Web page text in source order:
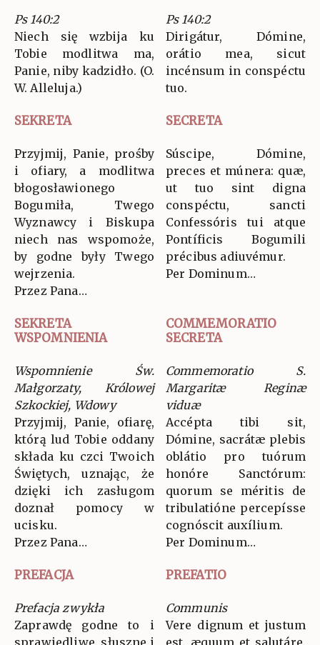
Ps 140:2
Niech się wzbija ku
Tobie modlitwa ma,
Panie, niby kadzidło. (O.
W. Alleluja.)
Ps 140:2
Dirigátur, Dómine,
orátio mea, sicut
incénsum in conspéctu
tuo.
SEKRETA SECRETA
Przyjmij, Panie, prośby
i ofiary, a modlitwa
błogosławionego
Bogumiła, Twego
Wyznawcy i Biskupa
niech nas wspomoże,
by godne były Twego
wejrzenia.
Przez Pana…
Súscipe, Dómine,
preces et múnera: quæ,
ut tuo sint digna
conspéctu, sancti
Confessóris tui atque
Pontíficis Bogumili
précibus adiuvémur.
Per Dominum…
SEKRETA
WSPOMNIENIA
COMMEMORATIO
SECRETA
Wspomnienie Św.
Małgorzaty, Królowej
Szkockiej, Wdowy
Przyjmij, Panie, ofiarę,
którą lud Tobie oddany
składa ku czci Twoich
Świętych, uznając, że
dzięki ich zasługom
doznał pomocy w
ucisku.
Przez Pana…
Commemoratio S.
Margaritæ Reginæ
viduæ
Accépta tibi sit,
Dómine, sacrátæ plebis
oblátio pro tuórum
honóre Sanctórum:
quorum se méritis de
tribulatióne percepísse
cognóscit auxílium.
Per Dominum…
PREFACJA PREFATIO
Prefacja zwykła
Zaprawdę godne to i
Communis
Vere dignum et justum